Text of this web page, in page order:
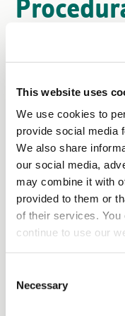
This website uses
We use cookies to
provide social media
We also share
our social media,
may combine it with
provided to them or
of their services.
continue to use our
Selection
Necessary
oferte
Znalazłeś(-
odpowiada
możesz